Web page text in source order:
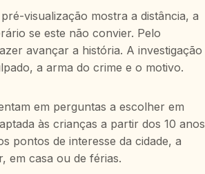
visualização mostra a distância, a
se este não convier. Pelo
avançar a história. A investigação
a arma do crime e o motivo.
em perguntas a escolher em
às crianças a partir dos 10 anos
pontos de interesse da cidade, a
em casa ou de férias.